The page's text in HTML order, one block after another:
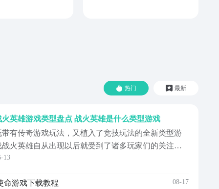
热门 最新
火英雄游戏类型盘点 战火英雄是什么类型游戏
带有传奇游戏玩法，又植入了竞技玩法的全新类型游
战火英雄自从出现以后就受到了诸多玩家们的关注，
家在关注这款游戏的同时，不由得也想知道战火英雄
详细的介绍一下战火英雄的类型以及玩法。《战火英
13
命游戏下载教程 08-17